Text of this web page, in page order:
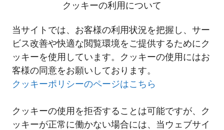
クッキーの利用について
当サイトでは、お客様の利用状況を把握し、サー
ビス改善や快適な閲覧環境をご提供するためにク
ッキーを使用しています。クッキーの使用にはお
客様の同意をお願いしております。
クッキーポリシーのページはこちら
クッキーの使用を拒否することは可能ですが、ク
ッキーが正常に働かない場合には、当ウェブサイ
一覧へ